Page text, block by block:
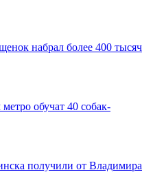
набрал более 400 тысяч
обучат 40 собак-
получили от Владимира